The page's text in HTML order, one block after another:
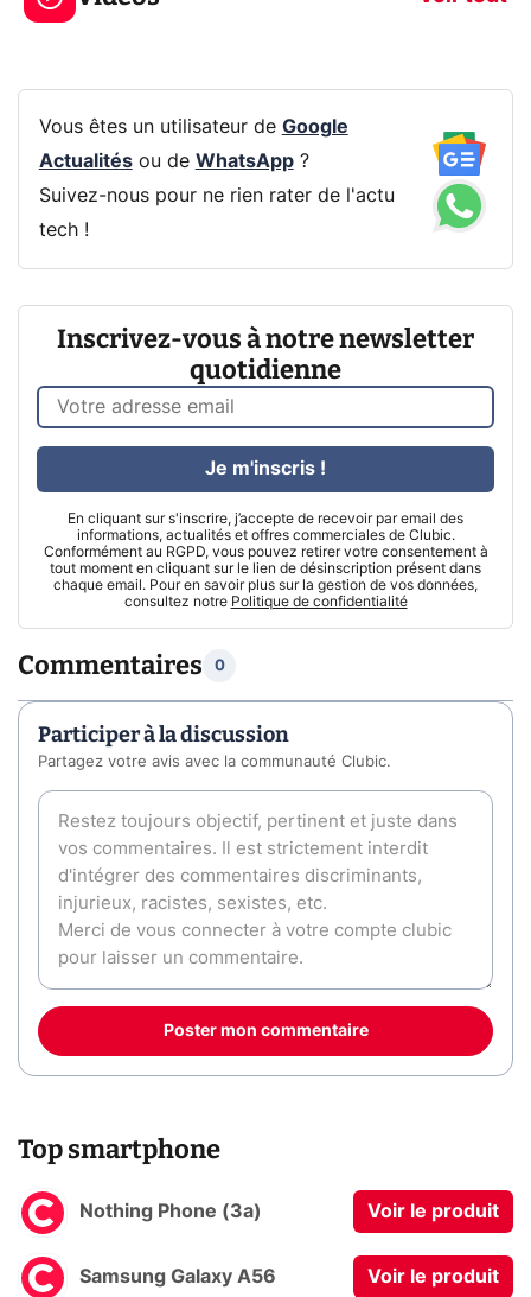
Vous êtes un utilisateur de Google
Actualitésou de WhatsApp?
Suivez-nous pour ne rien rater de l'actu
tech !
Inscrivez-vous à notre newsletter
quotidienne
En cliquant sur s'inscrire, j’accepte de recevoir par email des
informations, actualités et offres commerciales de Clubic.
Conformément au RGPD, vous pouvez retirer votre consentement à
tout moment en cliquant sur le lien de désinscription présent dans
chaque email. Pour en savoir plus sur la gestion de vos données,
consultez notre Politique de confidentialité
Je m'inscris !
Commentaires 0
Participer à la discussion
Partagez votre avis avec la communauté Clubic.
Poster mon commentaire
Top smartphone
Nothing Phone (3a) Voir le produit
Samsung Galaxy A56 Voir le produit